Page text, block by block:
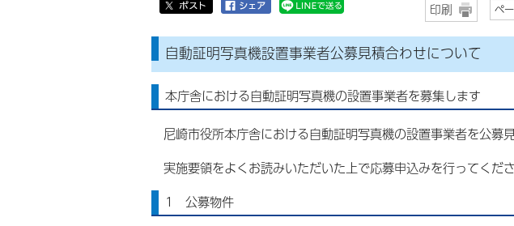
印刷 ペ
自動証明写真機設置事業者公募見積合わせについて
本庁舎における自動証明写真機の設置事業者を募集します
尼崎市役所本庁舎における自動証明写真機の設置事業者を公募
実施要領をよくお読みいただいた上で応募申込みを行ってくださ
1 公募物件